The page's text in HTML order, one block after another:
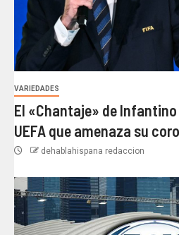
VARIEDADES
El «Chantaje» de
UEFA que amenaza su
dehablahispana redaccion